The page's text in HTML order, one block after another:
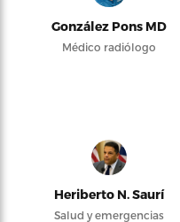
González Pons MD
Médico radiólogo
Heriberto N. Saurí
Salud y emergencias